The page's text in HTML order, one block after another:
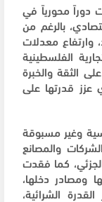
دوراً محورياً في
بالرغم من
وارتفاع معدلات
الفلسطينية
الثقة والخبرة
عزز قدرتها على
وغير مسبوقة
والمصانع
الجزئي، كما فقدت
ومصادر دخلها،
الشرائية،